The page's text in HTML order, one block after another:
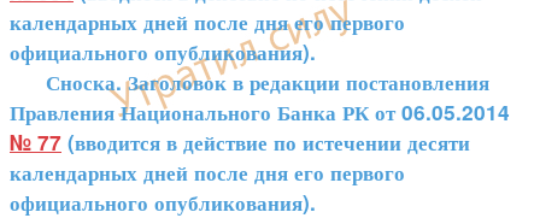
календарных дней после дня его первого
официального опубликования).
Сноска. Заголовок в редакции постановления
Правления Национального Банка РК от 06.05.2014
№ 77 (вводится в действие по истечении десяти
календарных дней после дня его первого
официального опубликования).